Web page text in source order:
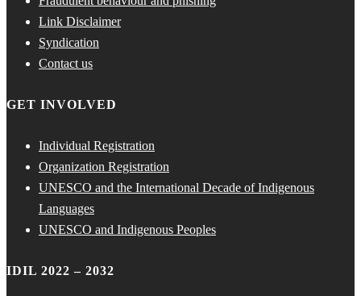
Link Disclaimer
Syndication
Contact us
GET INVOLVED
Individual Registration
Organization Registration
UNESCO and the International Decade of Indigenous
Languages
UNESCO and Indigenous Peoples
IDIL 2022 – 2032